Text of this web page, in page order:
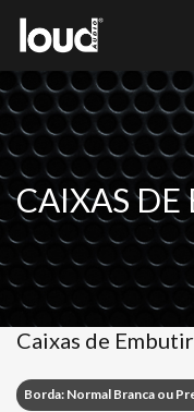
CAIXAS DE
Caixas de
Borda: Normal Branca ou